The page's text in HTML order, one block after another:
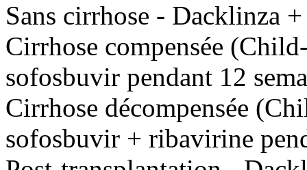
Sans cirrhose - Dacklinza
Cirrhose compensée
sofosbuvir pendant 12
Cirrhose décompensée
sofosbuvir + ribavirine